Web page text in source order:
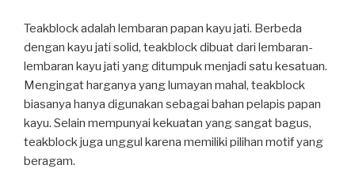
Teakblock adalah lembaran papan kayu jati. Berbeda
dengan kayu jati solid, teakblock dibuat dari lembaran-
lembaran kayu jati yang ditumpuk menjadi satu kesatuan.
Mengingat harganya yang lumayan mahal, teakblock
biasanya hanya digunakan sebagai bahan pelapis papan
kayu. Selain mempunyai kekuatan yang sangat bagus,
teakblock juga unggul karena memiliki pilihan motif yang
beragam.